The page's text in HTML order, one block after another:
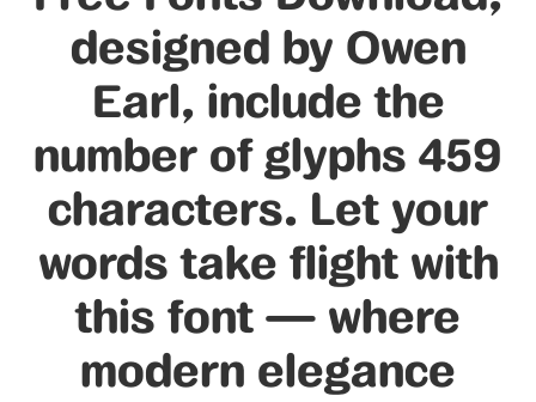
designed by Owen
Earl, include the
number of glyphs 459
characters. Let your
words take flight with
this font — where
modern elegance